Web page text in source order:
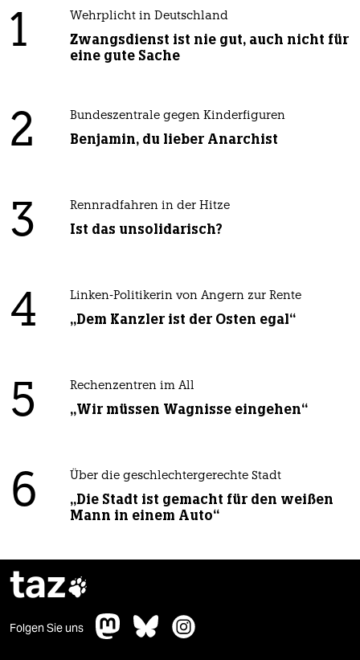
1 Wehrplicht in Deutschland
Zwangsdienst ist nie gut, auch nicht für
eine gute Sache
2 Bundeszentrale gegen Kinderfiguren
Benjamin, du lieber Anarchist
3 Rennradfahren in der Hitze
Ist das unsolidarisch?
4 Linken-Politikerin von Angern zur Rente
„Dem Kanzler ist der Osten egal“
5 Rechenzentren im All
„Wir müssen Wagnisse eingehen“
6 Über die geschlechtergerechte Stadt
„Die Stadt ist gemacht für den weißen
Mann in einem Auto“
taz
Folgen Sie uns